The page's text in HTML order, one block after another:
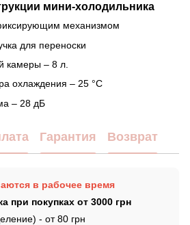
мини-холодильника
механизмом
для переноски
камеры – 8 л.
охлаждения – 25 °C
– 28 дБ
Гарантия Возврат
в рабочее время
при покупках от 3000 грн
- от 80 грн